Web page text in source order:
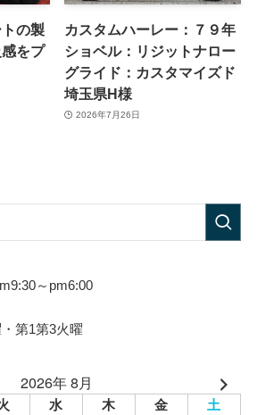
の製
をプ
カスタムハーレー：７９年
ショベル：リジットナロー
グライド：カスタマイズド
埼玉県H様
2026年7月26日
～pm6:00
・第1第3火曜
2026年 8月
水 木 金 土